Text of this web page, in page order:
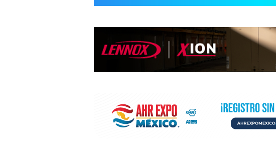
INFORMACIÓN
HVAC/R
DE